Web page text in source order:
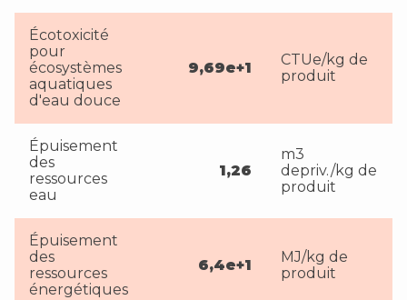
Écotoxicité
pour
écosystèmes
aquatiques
d'eau douce
9,69e+1
CTUe/kg de
produit
Épuisement
des
ressources
eau
1,26
m3
depriv./kg de
produit
Épuisement
des
ressources
énergétiques
6,4e+1
MJ/kg de
produit